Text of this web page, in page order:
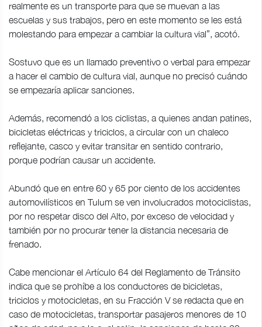
realmente es un transporte para que se muevan a las
escuelas y sus trabajos, pero en este momento se les está
molestando para empezar a cambiar la cultura vial”, acotó.
Sostuvo que es un llamado preventivo o verbal para empezar
a hacer el cambio de cultura vial, aunque no precisó cuándo
se empezaría aplicar sanciones.
Además, recomendó a los ciclistas, a quienes andan patines,
bicicletas eléctricas y triciclos, a circular con un chaleco
reflejante, casco y evitar transitar en sentido contrario,
porque podrían causar un accidente.
Abundó que en entre 60 y 65 por ciento de los accidentes
automovilísticos en Tulum se ven involucrados motociclistas,
por no respetar disco del Alto, por exceso de velocidad y
también por no procurar tener la distancia necesaria de
frenado.
Cabe mencionar el Artículo 64 del Reglamento de Tránsito
indica que se prohíbe a los conductores de bicicletas,
triciclos y motocicletas, en su Fracción V se redacta que en
caso de motocicletas, transportar pasajeros menores de 10